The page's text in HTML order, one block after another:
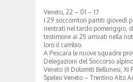
Veneto, 22 – 01 – 17
I 29 soccorritori partiti giovedì
rientrati nel tardo pomeriggio,
testimone ai 25 arrivati nella
loro il cambio.
A Pescara le nuove squadre
Delegazioni del Soccorso
Veneto (II Dolomiti Bellunesi, XI
Speleo Veneto – Trentino Alto